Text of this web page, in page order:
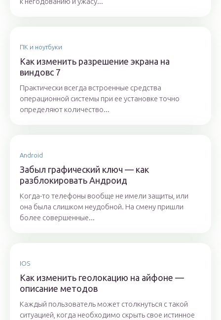
ПК и ноутбуки
Как изменить разрешение экрана на
виндовс 7
Практически всегда встроенные средства
операционной системы при ее установке точно
определяют количество...
Android
Забыл графический ключ — как
разблокировать Андроид
Когда-то телефоны вообще не имели защиты, или
она была слишком неудобной. На смену пришли
более совершенные...
IOS
Как изменить геолокацию на айфоне —
описание методов
Каждый пользователь может столкнуться с такой
ситуацией, когда необходимо скрыть свое истинное